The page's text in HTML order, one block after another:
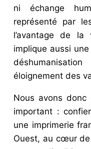
ni échange
représenté par
l’avantage de
implique aussi
éloignement des
Nous avons
important :
une imprimerie
Ouest, au cœur de